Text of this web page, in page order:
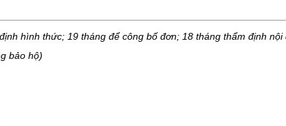
hình thức; 19 tháng để công bố đơn; 18 tháng thẩm định
bảo hộ)